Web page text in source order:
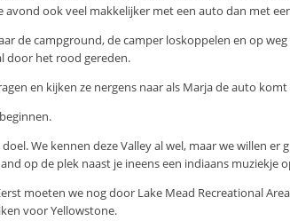
avond ook veel makkelijker met een auto dan met
de campground, de camper loskoppelen en op
door het rood gereden.
en kijken ze nergens naar als Marja de auto
We kennen deze Valley al wel, maar we willen
op de plek naast je ineens een indiaans muziekje
moeten we nog door Lake Mead Recreational
voor Yellowstone.